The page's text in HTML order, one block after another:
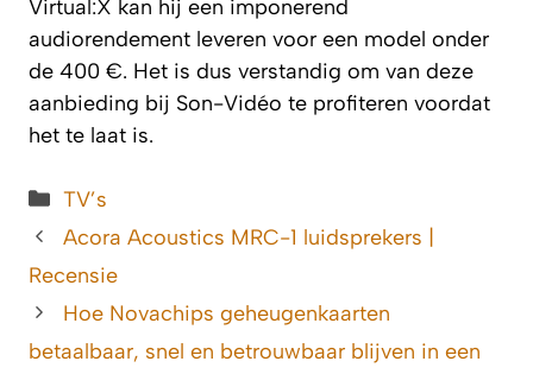
Virtual:X kan hij een imponerend
audiorendement leveren voor een model onder
de 400 €. Het is dus verstandig om van deze
aanbieding bij Son-Vidéo te profiteren voordat
het te laat is.
Categorieën
TV’s
Acora Acoustics MRC-1 luidsprekers |
Recensie
Hoe Novachips geheugenkaarten
betaalbaar, snel en betrouwbaar blijven in een